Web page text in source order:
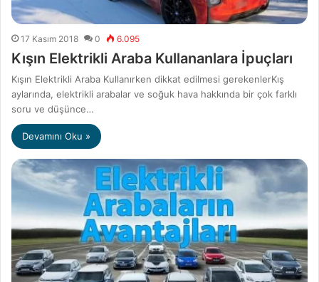
17 Kasım 2018 0 6.095
Kışın Elektrikli Araba Kullananlara İpuçları
Kışın Elektrikli Araba Kullanırken dikkat edilmesi gerekenlerKış
aylarında, elektrikli arabalar ve soğuk hava hakkında bir çok farklı
soru ve düşünce…
Devamını Oku »